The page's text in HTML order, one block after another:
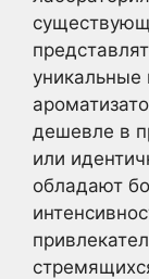
уникальные
дешевле в
или
обладают